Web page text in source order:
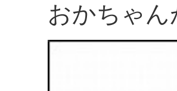
おかちゃ